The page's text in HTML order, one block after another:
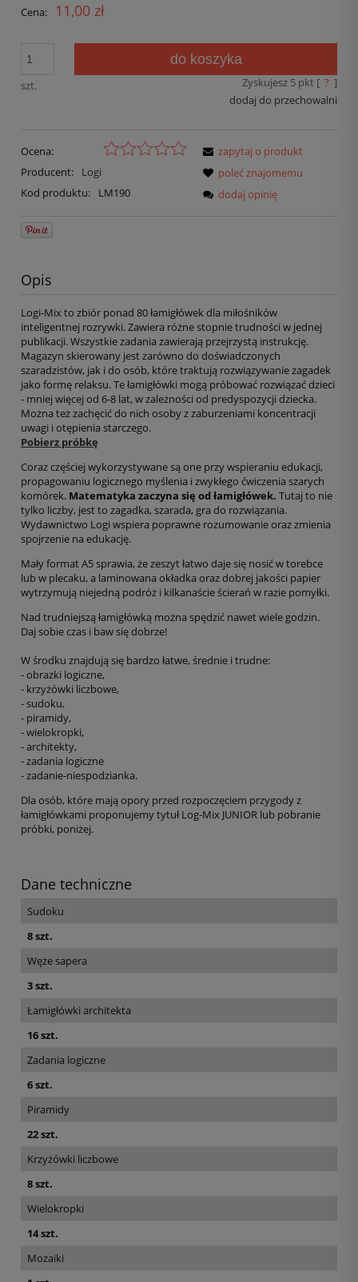
Cena: 11,00 zł
szt.
do koszyka
Zyskujesz 5pkt [ ? ]
dodaj do przechowalni
Ocena:
Producent:
Logi
Kod produktu:
LM190
zapytaj o produkt
poleć znajomemu
dodaj opinię
Opis
Logi-Mix to zbiór ponad 80 łamigłówek dla miłośników
inteligentnej rozrywki. Zawiera różne stopnie trudności w jednej
publikacji. Wszystkie zadania zawierają przejrzystą instrukcję.
Magazyn skierowany jest zarówno do doświadczonych
szaradzistów, jak i do osób, które traktują rozwiązywanie zagadek
jako formę relaksu. Te łamigłówki mogą próbować rozwiązać dzieci
- mniej więcej od 6-8 lat, w zależności od predyspozycji dziecka.
Można też zachęcić do nich osoby z zaburzeniami koncentracji
uwagi i otępienia starczego.
Pobierz próbkę
Coraz częściej wykorzystywane są one przy wspieraniu edukacji,
propagowaniu logicznego myślenia i zwykłego ćwiczenia szarych
komórek. Matematyka zaczyna się od łamigłówek. Tutaj to nie
tylko liczby, jest to zagadka, szarada, gra do rozwiązania.
Wydawnictwo Logi wspiera poprawne rozumowanie oraz zmienia
spojrzenie na edukację.
Mały format A5 sprawia, że zeszyt łatwo daje się nosić w torebce
lub w plecaku, a laminowana okładka oraz dobrej jakości papier
wytrzymują niejedną podróż i kilkanaście ścierań w razie pomyłki.
Nad trudniejszą łamigłówką można spędzić nawet wiele godzin.
Daj sobie czas i baw się dobrze!
W środku znajdują się bardzo łatwe, średnie i trudne:
- obrazki logiczne,
- krzyżówki liczbowe,
- sudoku,
- piramidy,
- wielokropki,
- architekty,
- zadania logiczne
- zadanie-niespodzianka.
Dla osób, które mają opory przed rozpoczęciem przygody z
łamigłówkami proponujemy tytuł Log-Mix JUNIOR lub pobranie
próbki, poniżej.
Dane techniczne
Sudoku
8 szt.
Węże sapera
3 szt.
Łamigłówki architekta
16 szt.
Zadania logiczne
6 szt.
Piramidy
22 szt.
Krzyżówki liczbowe
8 szt.
Wielokropki
14 szt.
Mozaiki